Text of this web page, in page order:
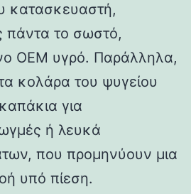
κατασκευαστή,
πάντα το σωστό,
OEM υγρό. Παράλληλα,
κολάρα του ψυγείου
για
ή λευκά
που προμηνύουν μια
υπό πίεση.